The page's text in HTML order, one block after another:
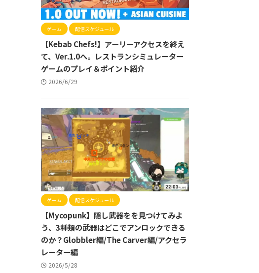
ゲーム 配信スケジュール
【Kebab Chefs!】アーリーアクセスを終え
て、Ver.1.0へ。レストランシミュレーター
ゲームのプレイ＆ポイント紹介
2026/6/29
ゲーム 配信スケジュール
【Mycopunk】隠し武器をを見つけてみよ
う、3種類の武器はどこでアンロックできる
のか？Globbler編/The Carver編/アクセラ
レーター編
2026/5/28